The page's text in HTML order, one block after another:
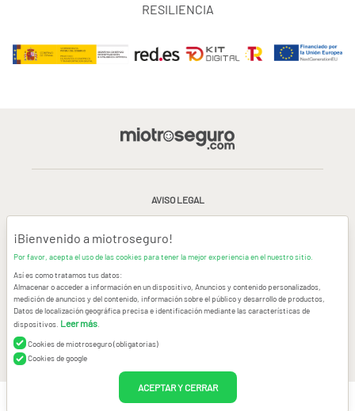
RESILIENCIA
AVISO LEGAL
CONDICIONES GENERALES DE USO
CONTACTAR
© Copyright miotroseguro.com 2026. Todos los derechos reservados
Images designed byFreepik
¡Bienvenido a miotroseguro!
Por favor, acepta el uso de las cookies para tener la mejor experiencia en el nuestro sitio.
Así es como tratamos tus datos:
Almacenar o acceder a información en un dispositivo, Anuncios y contenido personalizados,
medición de anuncios y del contenido, información sobre el público y desarrollo de productos,
Datos de localización geográfica precisa e identificación mediante las características de
dispositivos. Leer más
Cookies de miotroseguro (obligatorias)
Cookies de google
ACEPTAR Y CERRAR